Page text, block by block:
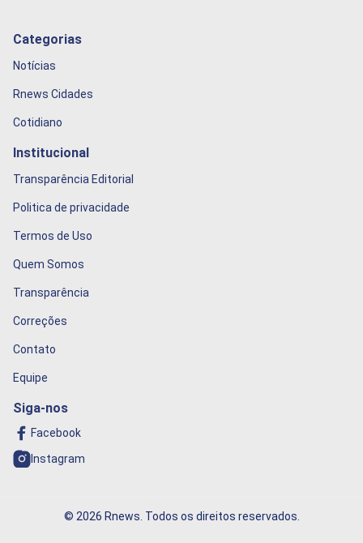
Categorias
Notícias
Rnews Cidades
Cotidiano
Institucional
Transparência Editorial
Politica de privacidade
Termos de Uso
Quem Somos
Transparência
Correções
Contato
Equipe
Siga-nos
Facebook
Instagram
© 2026 Rnews. Todos os direitos reservados.